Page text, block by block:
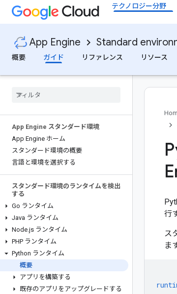
テクノロジー分野
App Engine Standard
概要
ガイド リファレンス リソース
App Engine スタンダード環境
App Engine ホーム
スタンダード環境の概要
言語と環境を選択する
スタンダード環境のランタイムを検出
する
Go ランタイム
Java ランタイム
Node.js ランタイム
PHP ランタイム
Python ランタイム
概要
アプリを構築する
既存のアプリをアップグレードする
行
ス
ま